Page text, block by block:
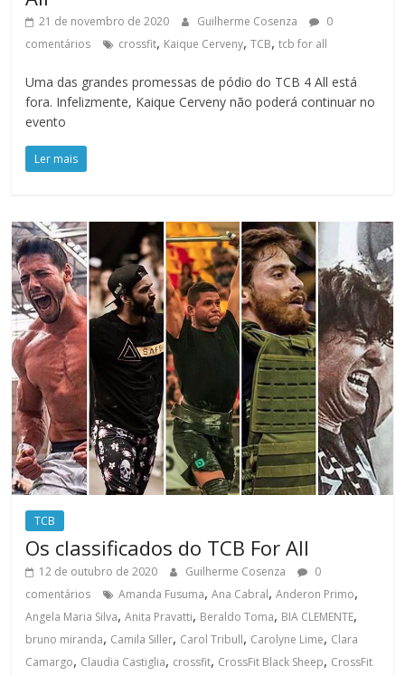
21 de novembro de 2020 Guilherme Cosenza
0
comentários
crossfit, Kaique Cerveny,TCB,tcb for all
Uma das grandes promessas de pódio do TCB 4 All está
fora. Infelizmente, Kaique Cerveny não poderá continuar no
evento
Ler mais
TCB
Os classificados do TCB For All
12 de outubro de 2020 Guilherme Cosenza
0
comentários
Amanda Fusuma,Ana Cabral,Anderon Primo,
Angela Maria Silva,Anita Pravatti, Beraldo Toma, BIA CLEMENTE,
bruno miranda, Camila Siller, Carol Tribull, Carolyne Lime, Clara
Camargo, Claudia Castiglia, crossfit, CrossFit Black Sheep, CrossFit